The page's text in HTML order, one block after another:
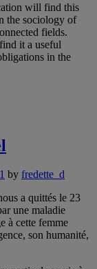
will find this
the sociology of
fields.
it a useful
in the
by fredette_d
a quittés le 23
une maladie
à cette femme
son humanité,